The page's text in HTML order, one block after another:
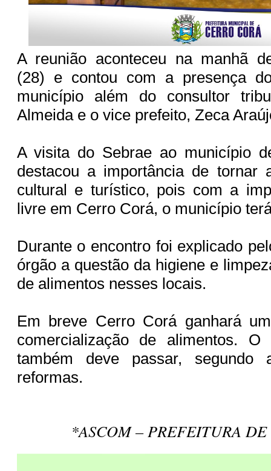
A reunião aconteceu na manhã
(28) e contou com a presença
município além do consultor
Almeida e o vice prefeito, Zeca
A visita do Sebrae ao município
destacou a importância de tornar
cultural e turístico, pois com a
livre em Cerro Corá, o município
Durante o encontro foi explicado
órgão a questão da higiene e
de alimentos nesses locais.
Em breve Cerro Corá ganhará
comercialização de alimentos. O
também deve passar, segundo
reformas.
*ASCOM – PREFEITURA DE